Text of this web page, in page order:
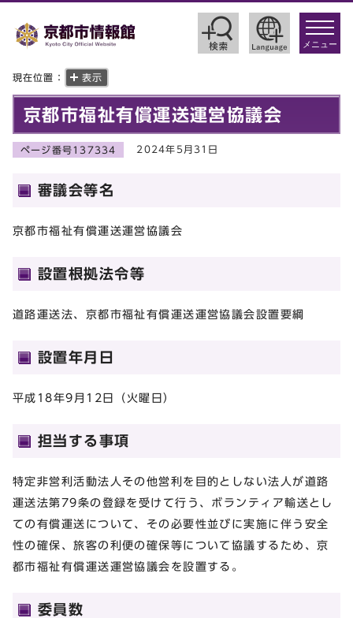
toggle
メニュー
現在位置： 表示
京都市福祉有償運送運営協議会
ページ番号137334 2024年5月31日
審議会等名
京都市福祉有償運送運営協議会
設置根拠法令等
道路運送法、京都市福祉有償運送運営協議会設置要綱
設置年月日
平成18年9月12日（火曜日）
担当する事項
特定非営利活動法人その他営利を目的としない法人が道路
運送法第79条の登録を受けて行う、ボランティア輸送とし
ての有償運送について、その必要性並びに実施に伴う安全
性の確保、旅客の利便の確保等について協議するため、京
都市福祉有償運送運営協議会を設置する。
委員数